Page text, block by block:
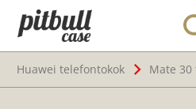
Huawei telefontokok
Mate 30